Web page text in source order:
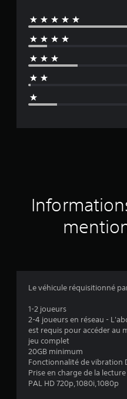
Le véhicule réquisitionné
1-2 joueurs
2-4 joueurs en réseau -
est requis pour accéder au
jeu complet
20GB minimum
Fonctionnalité de vibration
Prise en charge de la
PAL HD 720p,1080i,1080p